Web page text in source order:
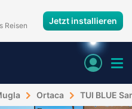
Reisen Jetzt installieren
Ortaca TUI BLUE